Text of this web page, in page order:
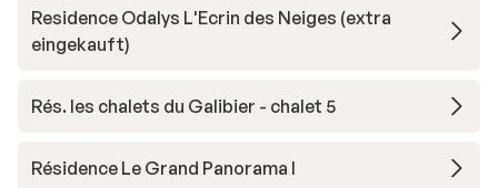
Residence Odalys L'Ecrin des Neiges (extra
eingekauft)
Rés. les chalets du Galibier - chalet 5
Résidence Le Grand Panorama I